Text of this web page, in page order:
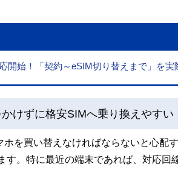
開始！「契約～eSIM切り替えまで」を実
けずに格安SIMへ乗り換えやすい
を買い替えなければならないと心配
す。特に最近の端末であれば、対応回